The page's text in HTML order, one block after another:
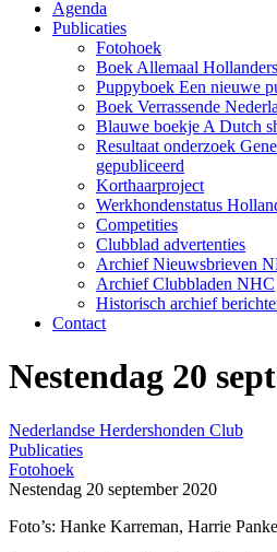
Agenda
Publicaties
Fotohoek
Boek Allemaal Hollanders
Puppyboek Een nieuwe
Boek Verrassende
Blauwe boekje A Dutch
Resultaat onderzoek
gepubliceerd
Korthaarproject
Werkhondenstatus
Competities
Clubblad advertenties
Archief Nieuwsbrieven
Archief Clubbladen NHC
Historisch archief
Contact
Nestendag 20
Nederlandse Herdershonden Club
Publicaties
Fotohoek
Nestendag 20 september 2020
Foto’s: Hanke Karreman, Harrie